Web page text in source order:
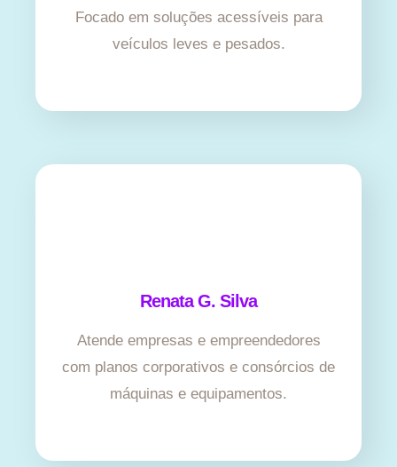
Focado em soluções acessíveis para
veículos leves e pesados.
Renata G. Silva
Atende empresas e empreendedores
com planos corporativos e consórcios de
máquinas e equipamentos.